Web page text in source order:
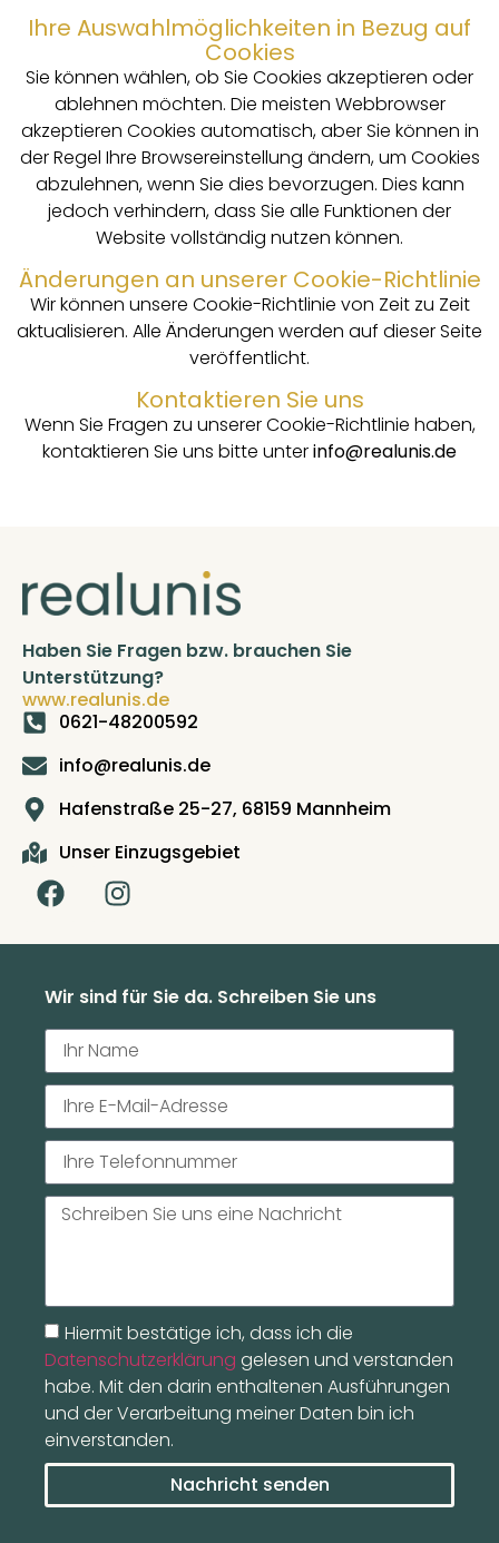
Ihre Auswahlmöglichkeiten in Bezug auf
Cookies
Sie können wählen, ob Sie Cookies akzeptieren oder
ablehnen möchten. Die meisten Webbrowser
akzeptieren Cookies automatisch, aber Sie können in
der Regel Ihre Browsereinstellung ändern, um Cookies
abzulehnen, wenn Sie dies bevorzugen. Dies kann
jedoch verhindern, dass Sie alle Funktionen der
Website vollständig nutzen können.
Änderungen an unserer Cookie-Richtlinie
Wir können unsere Cookie-Richtlinie von Zeit zu Zeit
aktualisieren. Alle Änderungen werden auf dieser Seite
veröffentlicht.
Kontaktieren Sie uns
Wenn Sie Fragen zu unserer Cookie-Richtlinie haben,
kontaktieren Sie uns bitte unterinfo@realunis.de
Haben Sie Fragen bzw. brauchen Sie
Unterstützung?
www.realunis.de
0621-48200592
info@realunis.de
Hafenstraße 25-27, 68159 Mannheim
Unser Einzugsgebiet
Wir sind für Sie da. Schreiben Sie uns
Hiermit bestätige ich, dass ich die
Datenschutzerklärung gelesen und verstanden
habe. Mit den darin enthaltenen Ausführungen
und der Verarbeitung meiner Daten bin ich
einverstanden.
Nachricht senden